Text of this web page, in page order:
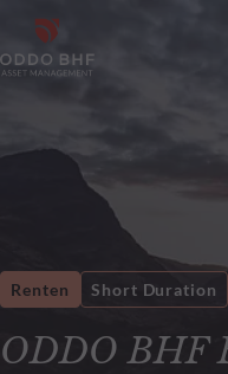
ODDO BHF
Renten Short Duration